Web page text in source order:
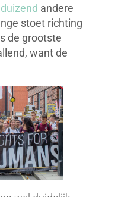
andere
stoet richting
de grootste
want de